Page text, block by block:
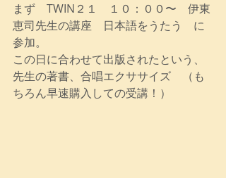
まず　TWIN２１　１０：００〜　伊東
恵司先生の講座　日本語をうたう　に
参加。
この日に合わせて出版されたという、
先生の著書、合唱エクササイズ　（も
ちろん早速購入しての受講！）